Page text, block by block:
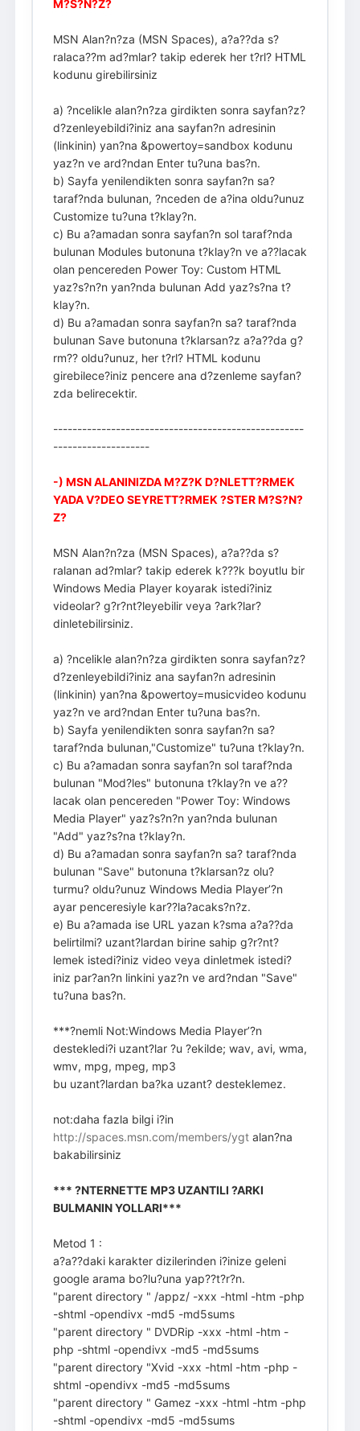
M?S?N?Z?
MSN Alan?n?za (MSN Spaces), a?a??da s?
ralaca??m ad?mlar? takip ederek her t?rl? HTML
kodunu girebilirsiniz
a) ?ncelikle alan?n?za girdikten sonra sayfan?z?
d?zenleyebildi?iniz ana sayfan?n adresinin
(linkinin) yan?na &powertoy=sandbox kodunu
yaz?n ve ard?ndan Enter tu?una bas?n.
b) Sayfa yenilendikten sonra sayfan?n sa?
taraf?nda bulunan, ?nceden de a?ina oldu?unuz
Customize tu?una t?klay?n.
c) Bu a?amadan sonra sayfan?n sol taraf?nda
bulunan Modules butonuna t?klay?n ve a??lacak
olan pencereden Power Toy: Custom HTML
yaz?s?n?n yan?nda bulunan Add yaz?s?na t?
klay?n.
d) Bu a?amadan sonra sayfan?n sa? taraf?nda
bulunan Save butonuna t?klarsan?z a?a??da g?
rm?? oldu?unuz, her t?rl? HTML kodunu
girebilece?iniz pencere ana d?zenleme sayfan?
zda belirecektir.
----------------------------------------------------
--------------------
-) MSN ALANINIZDA M?Z?K D?NLETT?RMEK
YADA V?DEO SEYRETT?RMEK ?STER M?S?N?
Z?
MSN Alan?n?za (MSN Spaces), a?a??da s?
ralanan ad?mlar? takip ederek k???k boyutlu bir
Windows Media Player koyarak istedi?iniz
videolar? g?r?nt?leyebilir veya ?ark?lar?
dinletebilirsiniz.
a) ?ncelikle alan?n?za girdikten sonra sayfan?z?
d?zenleyebildi?iniz ana sayfan?n adresinin
(linkinin) yan?na &powertoy=musicvideo kodunu
yaz?n ve ard?ndan Enter tu?una bas?n.
b) Sayfa yenilendikten sonra sayfan?n sa?
taraf?nda bulunan,"Customize" tu?una t?klay?n.
c) Bu a?amadan sonra sayfan?n sol taraf?nda
bulunan "Mod?les" butonuna t?klay?n ve a??
lacak olan pencereden "Power Toy: Windows
Media Player" yaz?s?n?n yan?nda bulunan
"Add" yaz?s?na t?klay?n.
d) Bu a?amadan sonra sayfan?n sa? taraf?nda
bulunan "Save" butonuna t?klarsan?z olu?
turmu? oldu?unuz Windows Media Player’?n
ayar penceresiyle kar??la?acaks?n?z.
e) Bu a?amada ise URL yazan k?sma a?a??da
belirtilmi? uzant?lardan birine sahip g?r?nt?
lemek istedi?iniz video veya dinletmek istedi?
iniz par?an?n linkini yaz?n ve ard?ndan "Save"
tu?una bas?n.
***?nemli Not:Windows Media Player’?n
destekledi?i uzant?lar ?u ?ekilde; wav, avi, wma,
wmv, mpg, mpeg, mp3
bu uzant?lardan ba?ka uzant? desteklemez.
not:daha fazla bilgi i?in
http://spaces.msn.com/members/ygtalan?na
bakabilirsiniz
*** ?NTERNETTE MP3 UZANTILI ?ARKI
BULMANIN YOLLARI***
Metod 1 :
a?a??daki karakter dizilerinden i?inize geleni
google arama bo?lu?una yap??t?r?n.
"parent directory " /appz/ -xxx -html -htm -php
-shtml -opendivx -md5 -md5sums
"parent directory " DVDRip -xxx -html -htm -
php -shtml -opendivx -md5 -md5sums
"parent directory "Xvid -xxx -html -htm -php -
shtml -opendivx -md5 -md5sums
"parent directory " Gamez -xxx -html -htm -php
-shtml -opendivx -md5 -md5sums